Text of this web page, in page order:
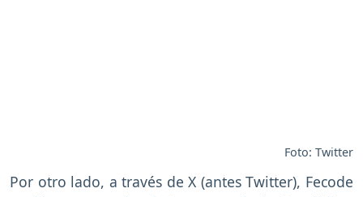
Foto: Twitter
Por otro lado, a través de X (antes Twitter), Fecode